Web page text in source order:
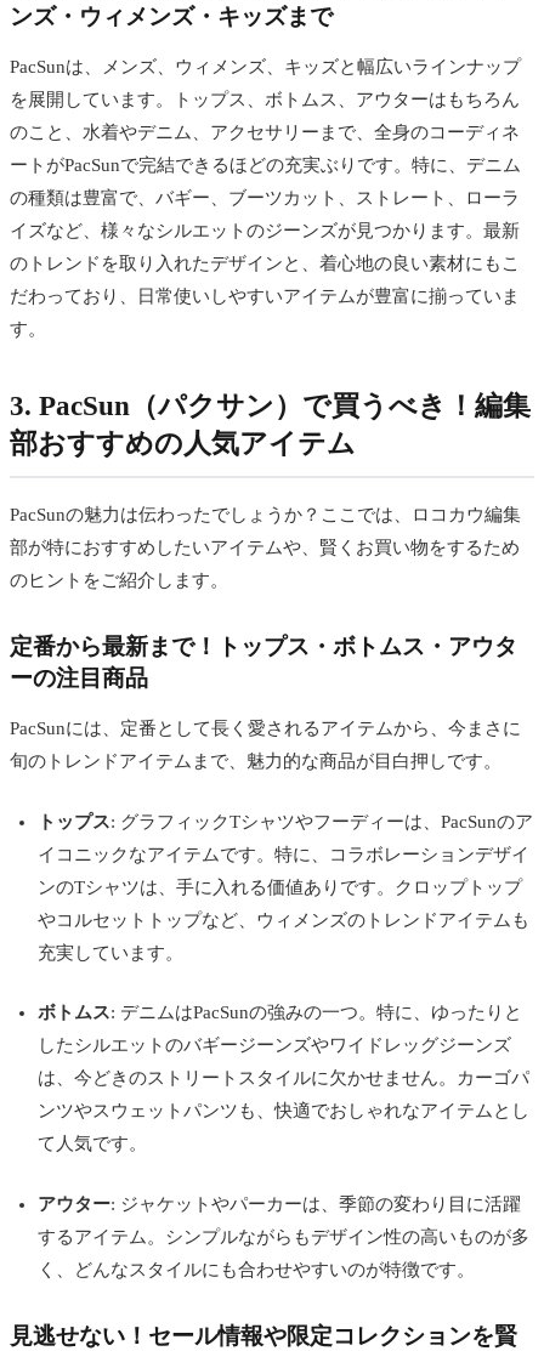
ンズ・ウィメンズ・キッズまで
PacSunは、メンズ、ウィメンズ、キッズと幅広いラインナップ
を展開しています。トップス、ボトムス、アウターはもちろん
のこと、水着やデニム、アクセサリーまで、全身のコーディネ
ートがPacSunで完結できるほどの充実ぶりです。特に、デニム
の種類は豊富で、バギー、ブーツカット、ストレート、ローラ
イズなど、様々なシルエットのジーンズが見つかります。最新
のトレンドを取り入れたデザインと、着心地の良い素材にもこ
だわっており、日常使いしやすいアイテムが豊富に揃っていま
す。
3. PacSun（パクサン）で買うべき！編集
部おすすめの人気アイテム
PacSunの魅力は伝わったでしょうか？ここでは、ロコカウ編集
部が特におすすめしたいアイテムや、賢くお買い物をするため
のヒントをご紹介します。
定番から最新まで！トップス・ボトムス・アウタ
ーの注目商品
PacSunには、定番として長く愛されるアイテムから、今まさに
旬のトレンドアイテムまで、魅力的な商品が目白押しです。
トップス: グラフィックTシャツやフーディーは、PacSunのア
イコニックなアイテムです。特に、コラボレーションデザイ
ンのTシャツは、手に入れる価値ありです。クロップトップ
やコルセットトップなど、ウィメンズのトレンドアイテムも
充実しています。
ボトムス: デニムはPacSunの強みの一つ。特に、ゆったりと
したシルエットのバギージーンズやワイドレッグジーンズ
は、今どきのストリートスタイルに欠かせません。カーゴパ
ンツやスウェットパンツも、快適でおしゃれなアイテムとし
て人気です。
アウター: ジャケットやパーカーは、季節の変わり目に活躍
するアイテム。シンプルながらもデザイン性の高いものが多
く、どんなスタイルにも合わせやすいのが特徴です。
見逃せない！セール情報や限定コレクションを賢